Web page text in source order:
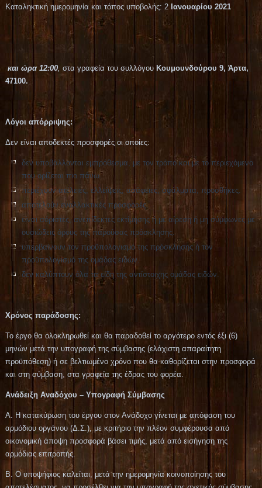
Καταληκτική ημερομηνία και τόπος υποβολής: 2 Ιανουαρίου 2021
και ώρα 12:00, στα γραφεία του συλλόγου Κουμουνδούρου 9, Άρτα,
47100.
Λόγοι απόρριψης:
Δεν είναι αποδεκτές προσφορές οι οποίες:
δεν υποβάλλονται εμπρόθεσμα, με τον τρόπο και με το περιεχόμενο
που ορίζεται πιο πάνω.
περιέχουν ατέλειες, ελλείψεις, ασάφειες, σφάλματα, προσθήκες.
αποτελούν εναλλακτικές προσφορές.
είναι αόριστες, ανεπίδεκτες εκτίμησης ή με αίρεση ή μη σύμφωνες με
ουσιώδεις όρους της παρούσας πρόσκλησης.
υπερβαίνουν τον προϋπολογισμό της πρόσκλησης ή τον
προϋπολογισμό της ομάδας ειδών.
δεν καλύπτουν όλα τα είδη της αντίστοιχης ομάδας ειδών.
Χρόνος παράδοσης:
Το έργο θα ολοκληρωθεί και θα παραδοθεί το αργότερο εντός έξι (6)
μηνών μετά την υπογραφή της σύμβασης (ελάχιστη απαραίτητη
προϋπόθεση) ή σε βελτιωμένο χρόνο που θα καθορίζεται στην προσφορά
και στη σύμβαση, στα γραφεία της έδρας του φορέα.
Ανάδειξη Αναδόχου – Υπογραφή Σύμβασης
Α. Η κατακύρωση του έργου στον Ανάδοχο γίνεται με απόφαση του
αρμόδιου οργάνου (Δ.Σ.), με κριτήριο την πλέον συμφέρουσα από
οικονομική άποψη προσφορά βάσει τιμής, μετά από εισήγηση της
αρμόδιας επιτροπής.
Β. Ο υποψήφιος καλείται, μετά την ημερομηνία κοινοποίησης του